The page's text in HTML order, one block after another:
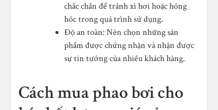
chắc chắn để tránh xì hơi hoặc hỏng
hóc trong quá trình sử dụng.
Độ an toàn: Nên chọn những sản
phẩm được chứng nhận và nhận được
sự tin tưởng của nhiều khách hàng.
Cách mua phao bơi cho